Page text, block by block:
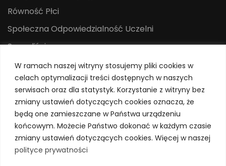
W ramach naszej witryny stosujemy pliki cookies w
celach optymalizacji treści dostępnych w naszych
serwisach oraz dla statystyk. Korzystanie z witryny bez
zmiany ustawień dotyczących cookies oznacza, że
będą one zamieszczane w Państwa urządzeniu
końcowym. Możecie Państwo dokonać w każdym czasie
zmiany ustawień dotyczących cookies. Więcej w naszej
polityce prywatności
Równość Płci
Społeczna Odpowiedzialność Uczelni
Sygnaliści
Centrum Mediów i Promocji
System Identyfikacji Wizualnej
Polityka prywatności